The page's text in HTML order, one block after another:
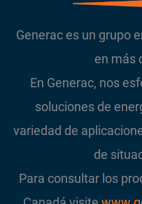
Generac es un grupo
en más
En Generac, nos
soluciones de
variedad de
de
Para consultar los